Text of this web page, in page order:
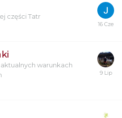
części Tatr
warunkach